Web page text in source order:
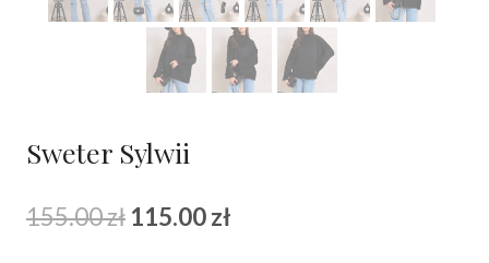
Sweter Sylwii
155.00zł Pierwotna
115.00zł